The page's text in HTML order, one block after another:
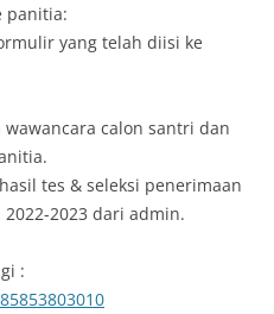
panitia:
yang telah diisi ke
calon santri dan
tes & seleksi penerimaan
2023 dari admin.
: